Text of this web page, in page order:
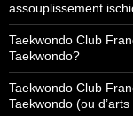
assouplissement
Taekwondo Club
Taekwondo?
Taekwondo Club
Taekwondo (ou